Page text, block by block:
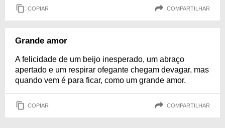
COPIAR COMPARTILHAR
Grande amor
A felicidade de um beijo inesperado, um abraço
apertado e um respirar ofegante chegam devagar, mas
quando vem é para ficar, como um grande amor.
COPIAR COMPARTILHAR